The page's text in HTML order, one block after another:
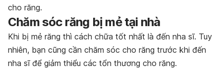
cho răng.
Chăm sóc răng bị mẻ tại nhà
Khi bị mẻ răng thì cách chữa tốt nhất là đến nha sĩ. Tuy
nhiên, bạn cũng cần chăm sóc cho răng trước khi đến
nha sĩ để giảm thiểu các tổn thương cho răng.